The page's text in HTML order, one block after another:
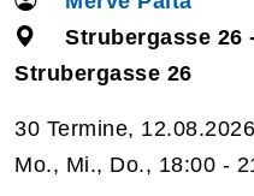
Strubergasse 26
Strubergasse 26
30 Termine,
Mo., Mi., Do., 18:00 -